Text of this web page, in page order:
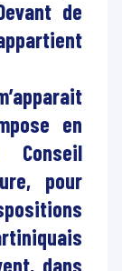
de
en
pour
dans